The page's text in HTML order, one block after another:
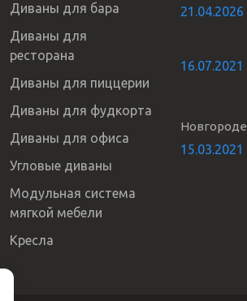
Диваны для бара
Диваны для
ресторана
Диваны для пиццерии
Диваны для фудкорта
Диваны для офиса
Угловые диваны
Модульная система
мягкой мебели
Кресла
21.04.2026
16.07.2021
Новгороде
15.03.2021